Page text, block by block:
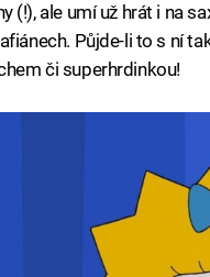
(!), ale umí už hrát i na
Půjde-li to s ní
či superhrdinkou!